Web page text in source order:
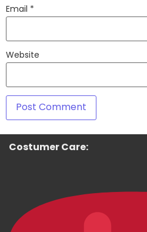
Email *
Website
Costumer Care: